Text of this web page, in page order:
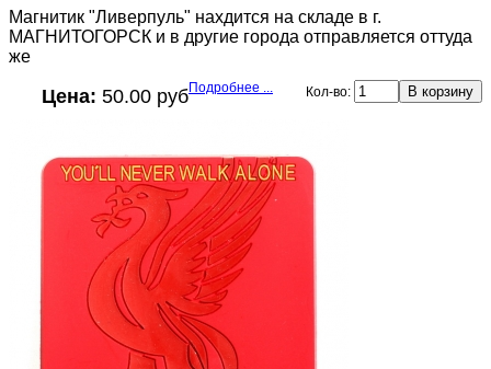
Магнитик "Ливерпуль" нахдится на складе в г.
МАГНИТОГОРСК и в другие города отправляется оттуда
же
Цена: 50.00 руб Кол-во:
Подробнее ...